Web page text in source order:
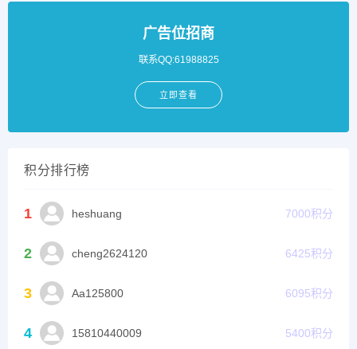
广告位招商
联系QQ:61988825
立即查看
积分排行榜
1 heshuang 7000积分
2 cheng2624120 6425积分
3 Aa125800 6095积分
4 15810440009 5400积分